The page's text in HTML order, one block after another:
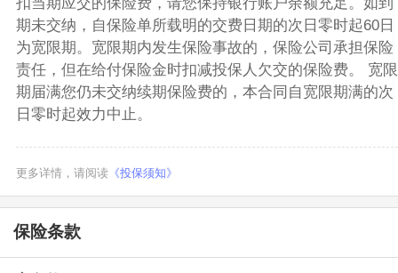
期未交纳，自保险单所载明的交费日期的次日零时起60日
为宽限期。宽限期内发生保险事故的，保险公司承担保险
责任，但在给付保险金时扣减投保人欠交的保险费。 宽限
期届满您仍未交纳续期保险费的，本合同自宽限期满的次
日零时起效力中止。
更多详情，请阅读《投保须知》
保险条款